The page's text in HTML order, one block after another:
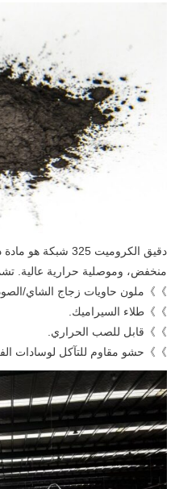
دقيق الكروميت 325
منخفض، وموصلية حرارية عالية.
》》ملون حاويات زجاج الشاي/
》》طلاء السيراميك.
》》قابل للصب الحراري.
》》حشو مقاوم للتآكل لوسادات